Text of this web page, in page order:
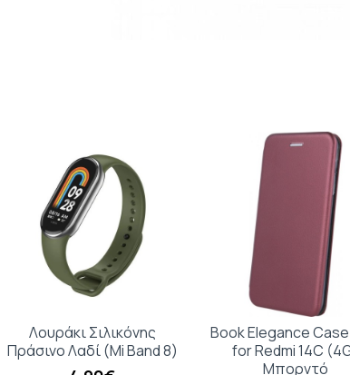
Λουράκι Σιλικόνης
Πράσινο Λαδί (Mi Band 8)
Book Elegance
for Redmi 14C
Μπορντό